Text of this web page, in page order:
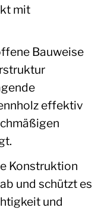
mit
Bauweise
effektiv
Konstruktion
und schützt es
und